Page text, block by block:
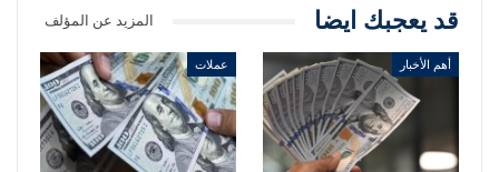
قد يعجبك ايضا المزيد عن المؤلف
أهم الأخبار عملات